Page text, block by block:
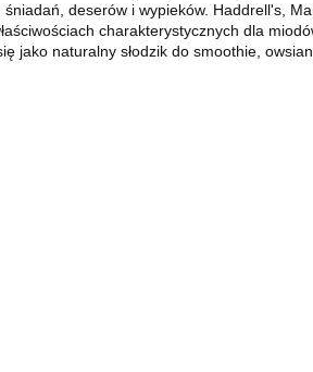
deserów i wypieków. Haddrell's,
charakterystycznych dla
jako naturalny słodzik do smoothie,